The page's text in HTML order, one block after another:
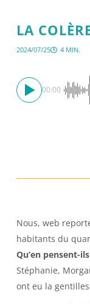
LA
2024/07/25 4 MIN.
00:00
Nous, web
habitants du
Qu’en pensent-
Stéphanie,
ont eu la